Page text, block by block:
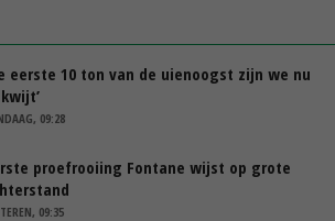
eerste 10 ton van de uienoogst zijn we nu
09:28
proefrooiing Fontane wijst op grote
09:35